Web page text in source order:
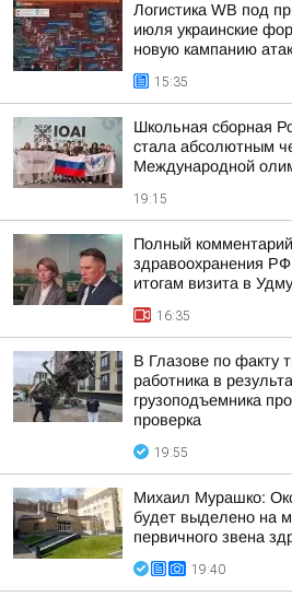
Логистика WB под
июля украинские
новую кампанию
15:35
Школьная сборная
стала абсолютным
Международной
19:15
Полный
здравоохранения
итогам визита в
16:35
В Глазове по факту
работника в
грузоподъемника
проверка
19:55
Михаил Мурашко:
будет выделено на
первичного звена
19:40